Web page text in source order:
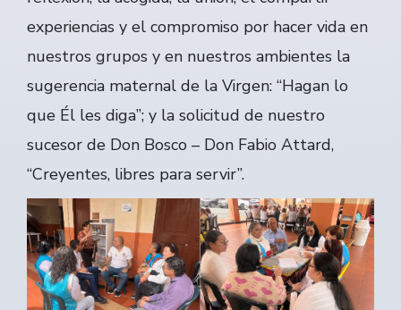
experiencias y el compromiso por hacer vida en
nuestros grupos y en nuestros ambientes la
sugerencia maternal de la Virgen: “Hagan lo
que Él les diga”; y la solicitud de nuestro
sucesor de Don Bosco – Don Fabio Attard,
“Creyentes, libres para servir”.